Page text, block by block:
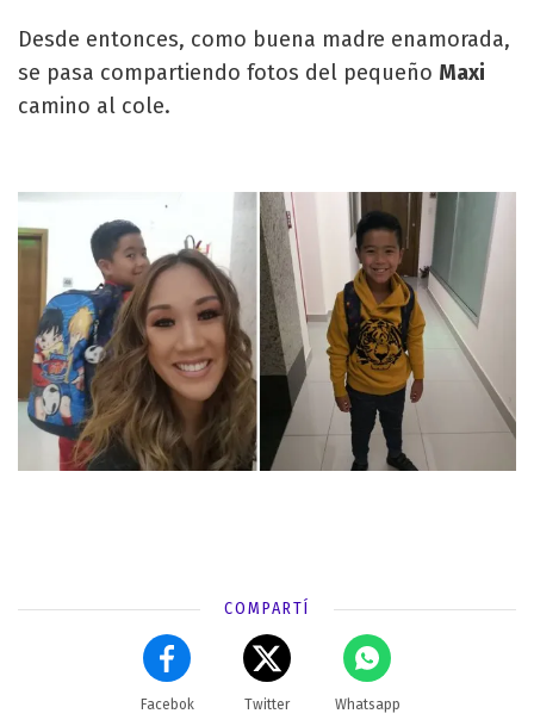
Desde entonces, como buena madre enamorada,
se pasa compartiendo fotos del pequeño Maxi
camino al cole.
COMPARTÍ
Facebok Twitter Whatsapp